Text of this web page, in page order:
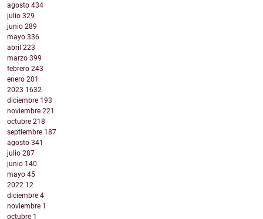
agosto 434
julio 329
junio 289
mayo 336
abril 223
marzo 399
febrero 243
enero 201
2023 1632
diciembre 193
noviembre 221
octubre 218
septiembre 187
agosto 341
julio 287
junio 140
mayo 45
2022 12
diciembre 4
noviembre 1
octubre 1